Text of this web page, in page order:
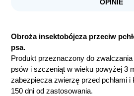
OPINIE
Obroża insektobójcza przeciw
psa.
Produkt przeznaczony do
psów i szczeniąt w wieku powyżej 3
zabezpiecza zwierzę przed pchłami
150 dni od zastosowania.